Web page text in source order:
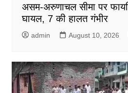
असम-अरुणाचल सीमा पर
घायल, 7 की हालत गंभीर
admin August 10, 2026